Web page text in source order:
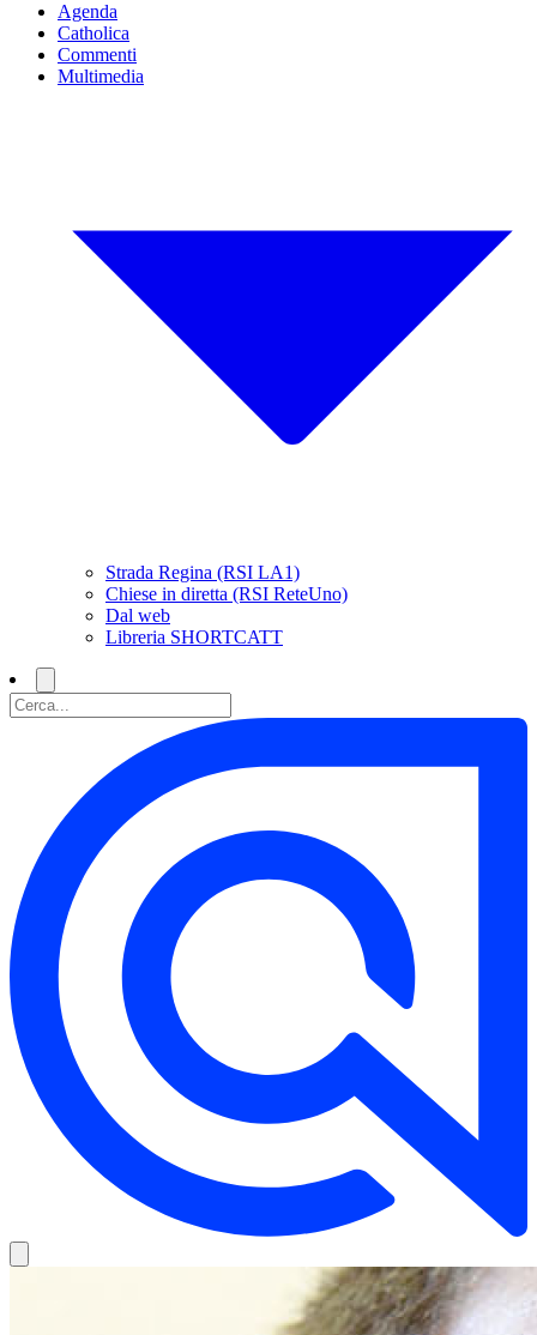
Agenda
Catholica
Commenti
Multimedia
Strada Regina (RSI LA1)
Chiese in diretta (RSI ReteUno)
Dal web
Libreria SHORTCATT